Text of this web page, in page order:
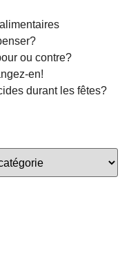
ou contre?
en!
durant les fêtes?